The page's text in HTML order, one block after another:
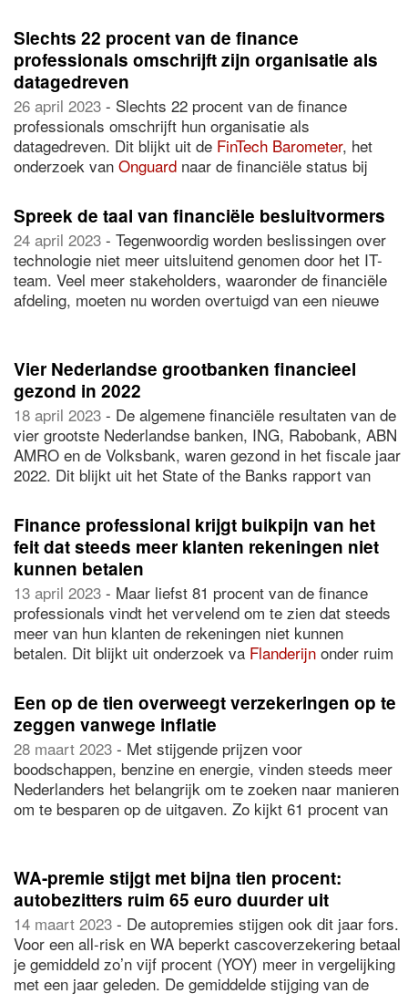
reageren. Belangrijkste conclusie: de meeste mensen
met geldproblemen trekken laat aan de bel. Gemiddeld
pas na vijf jaar schakelen zij een professional in.
Slechts 22 procent van de finance
professionals omschrijft zijn organisatie als
datagedreven
26 april 2023 - Slechts 22 procent van de finance
professionals omschrijft hun organisatie als
datagedreven. Dit blijkt uit de FinTech Barometer, het
onderzoek van Onguard naar de financiële status bij
uitgevoerd. Hierin zijn 311 CFO’s, financieel managers
en financieel medewerkers ondervraagd. Wel geeft 45
procent aan dat data de processen in hun organisatie
momenteel ondersteunt.
Spreek de taal van financiële besluitvormers
24 april 2023 - Tegenwoordig worden beslissingen over
technologie niet meer uitsluitend genomen door het IT-
team. Veel meer stakeholders, waaronder de financiële
afdeling, moeten nu worden overtuigd van een nieuwe
oplossing aan het bedrijfsresultaat.
Vier Nederlandse grootbanken financieel
gezond in 2022
18 april 2023 - De algemene financiële resultaten van de
vier grootste Nederlandse banken, ING, Rabobank, ABN
AMRO en de Volksbank, waren gezond in het fiscale jaar
2022. Dit blijkt uit het State of the Banks rapport van
om minder afhankelijk te zijn van de rentestand en
focusten zich voornamelijk op vergoedingen en
commissies (bijvoorbeeld voor betaalpakketten of
betaaldiensten).
Finance professional krijgt buikpijn van het
feit dat steeds meer klanten rekeningen niet
kunnen betalen
13 april 2023 - Maar liefst 81 procent van de finance
professionals vindt het vervelend om te zien dat steeds
meer van hun klanten de rekeningen niet kunnen
betalen. Dit blijkt uit onderzoek va Flanderijn onder ruim
debiteurenbeheer. Hiervan zien 217 professionals ook
daadwerkelijk een groei in het aantal klanten met
betalingsachterstanden.
Een op de tien overweegt verzekeringen op te
zeggen vanwege inflatie
28 maart 2023 - Met stijgende prijzen voor
boodschappen, benzine en energie, vinden steeds meer
Nederlanders het belangrijk om te zoeken naar manieren
om te besparen op de uitgaven. Zo kijkt 61 procent van
van Allianz Direct.
WA-premie stijgt met bijna tien procent:
autobezitters ruim 65 euro duurder uit
14 maart 2023 - De autopremies stijgen ook dit jaar fors.
Voor een all-risk en WA beperkt cascoverzekering betaal
je gemiddeld zo’n vijf procent (YOY) meer in vergelijking
met een jaar geleden. De gemiddelde stijging van de